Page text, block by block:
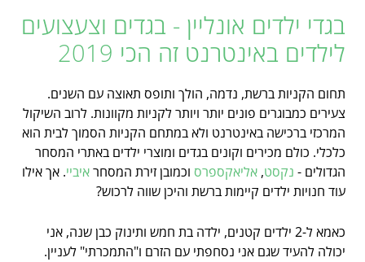
בגדי ילדים אונליין - בגדים וצעצועים
לילדים באינטרנט זה הכי 2019
תחום הקניות ברשת, נדמה, הולך ותופס תאוצה עם השנים.
צעירים כמבוגרים פונים יותר ויותר לקניות מקוונות. לרוב השיקול
המרכזי ברכישה באינטרנט ולא במתחם הקניות הסמוך לבית הוא
כלכלי. כולם מכירים וקונים בגדים ומוצרי ילדים באתרי המסחר
הגדולים - נקסט, אליאקספרס וכמובן זירת המסחראיביי. אך אילו
עוד חנויות ילדים קיימות ברשת והיכן שווה לרכוש?
כאמא ל-2 ילדים קטנים, ילדה בת חמש ותינוק כבן שנה, אני
יכולה להעיד שגם אני נסחפתי עם הזרם ו"התמכרתי" לעניין.